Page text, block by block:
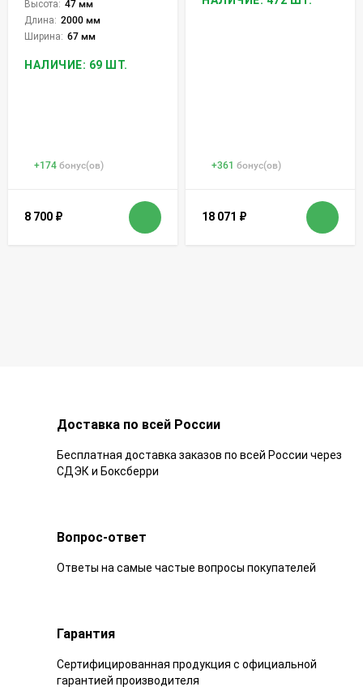
Высота: 47 мм
Длина: 2000 мм
Ширина: 67 мм
НАЛИЧИЕ: 69 ШТ.
+174 бонус(ов)
8 700 ₽
+361 бонус(ов)
18 071 ₽
Доставка по всей России
Бесплатная доставка заказов по всей России через
СДЭК и Боксберри
Вопрос-ответ
Ответы на самые частые вопросы покупателей
Гарантия
Сертифицированная продукция с официальной
гарантией производителя